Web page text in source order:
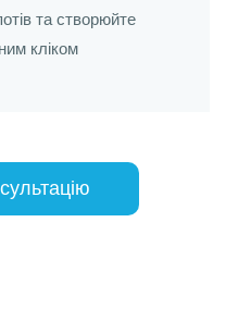
та створюйте
кліком